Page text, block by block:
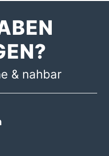
& nahbar